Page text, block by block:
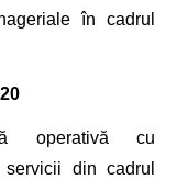
în cadrul
operativă cu
din cadrul